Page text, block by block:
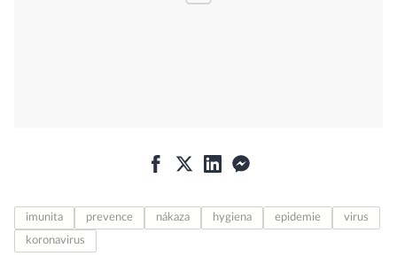
imunita prevence nákaza hygiena epidemie
virus
koronavirus